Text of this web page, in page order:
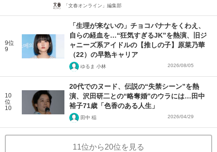
「文春オンライン」編集部
9位
9
「生理が来ないの」チョコバナナをくわえ、
自らの経血を…“狂気すぎるJK”を熱演、旧ジ
ャニーズ系アイドルの【推しの子】原菜乃華
（22）の早熟キャリア
ゆるま 小林 2026/08/05
10
位
10
20代でのヌード、伝説の“失禁シーン”を熱
演、沢田研二との“略奪婚”のウラには…田中
裕子71歳「色香のある人生」
田中 稲 2026/04/29
11位から20位を見る